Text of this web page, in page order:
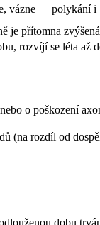
vázne polykání i
je přítomna
rozvíjí se léta až
o poškození
(na rozdíl od